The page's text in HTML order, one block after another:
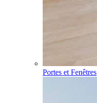
Portes et Fenêtres